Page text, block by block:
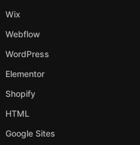
Wix
Webflow
WordPress
Elementor
Shopify
HTML
Google Sites